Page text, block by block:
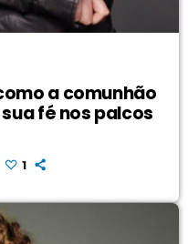
a comunhão
fé nos palcos
1